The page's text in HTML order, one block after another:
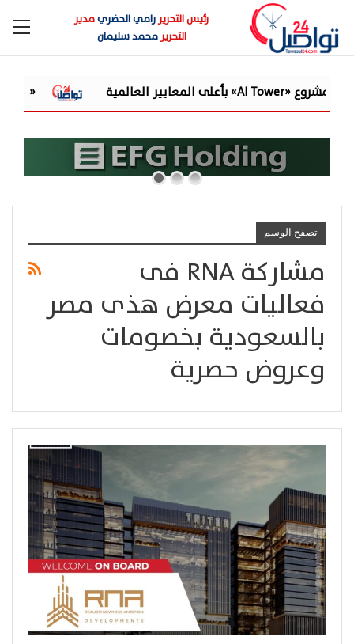
رئيس التحريررامي الحضريمدير
التحريرمحمد سليمان
«القابضة للمياه»
تصفح الوسم
مشاركة RNA فى
فعاليات معرض هذى مصر
بالسعودية بخصومات
وعروض حصرية